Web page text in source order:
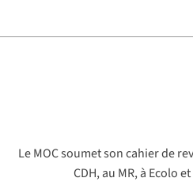
Le MOC soumet son cahier de
CDH, au MR, à Ecolo